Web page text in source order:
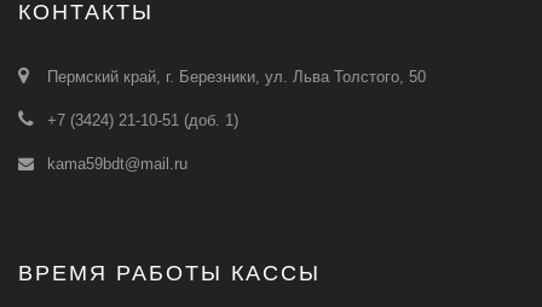
КОНТАКТЫ
Пермский край, г. Березники, ул. Льва Толстого, 50
+7 (3424) 21-10-51 (доб. 1)
kama59bdt@mail.ru
ВРЕМЯ РАБОТЫ КАССЫ